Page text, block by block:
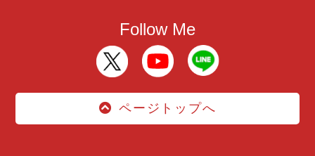
Follow Me
ページトップへ